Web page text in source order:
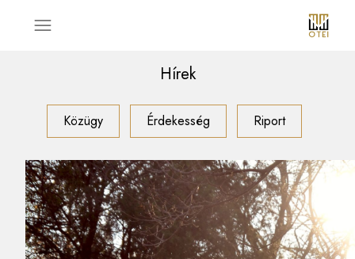
Hírek
Közügy Érdekesség Riport